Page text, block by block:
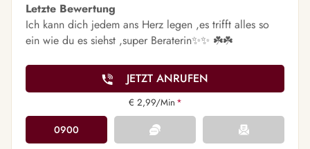
Letzte Bewertung
Ich kann dich jedem ans Herz legen ,es trifft alles so
ein wie du es siehst ,super Beraterin✨✨ ☘️☘️
JETZT ANRUFEN
€ 2,99/Min *
0900